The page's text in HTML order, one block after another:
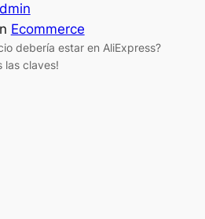
Ecommerce
debería estar en AliExpress?
las claves!